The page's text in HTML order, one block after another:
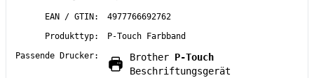
EAN / GTIN:
4977766692762
Produkttyp:
P-Touch Farbband
Passende Drucker:
Brother P-Touch
Beschriftungsgerät